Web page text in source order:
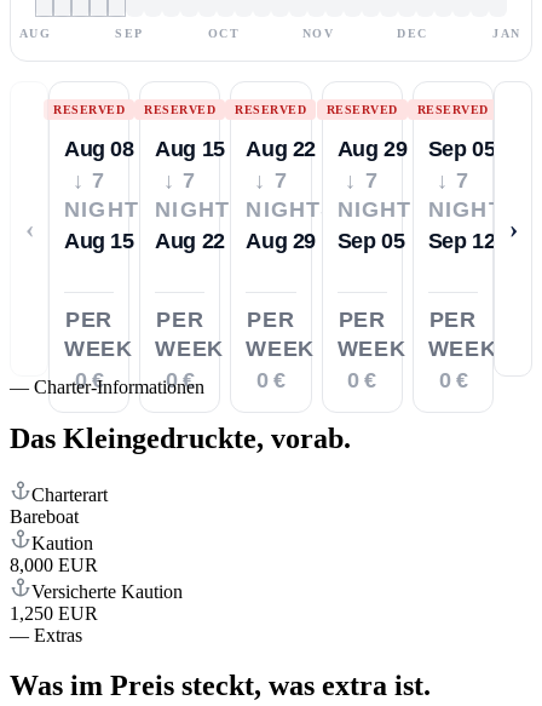
AUG SEP OCT NOV DEC JAN
‹
RESERVED
Aug 08
↓ 7
NIGHTS
Aug 15
PER
WEEK
0 €
RESERVED
Aug 15
↓ 7
NIGHTS
Aug 22
PER
WEEK
0 €
RESERVED
Aug 22
↓ 7
NIGHTS
Aug 29
PER
WEEK
0 €
RESERVED
Aug 29
↓ 7
NIGHTS
Sep 05
PER
WEEK
0 €
RESERVED
Sep 05
↓ 7
NIGHTS
Sep 12
PER
WEEK
0 €
›
— Charter-Informationen
Das Kleingedruckte, vorab.
Charterart
Bareboat
Kaution
8,000 EUR
Versicherte Kaution
1,250 EUR
— Extras
Was im Preis steckt, was extra ist.